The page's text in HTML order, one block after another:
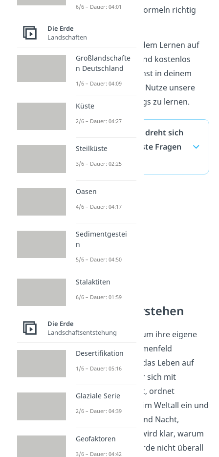
ankommt und wie du Formeln richtig
anwendest.
Starte noch heute mit dem Lernen auf
Studyflix. Alle Inhalte sind kostenlos
verfügbar, und du kannst in deinem
eigenen Tempo lernen. Nutze unsere
App, um auch unterwegs zu lernen.
In welche Richtung dreht sich
die Erde? — häufigste Fragen
(ausklappen)
Erdrotation verstehen
Die Drehung der Erde um ihre eigene
Achse gehört zum Themenfeld
Erdrotation und prägt das Leben auf
unserem Planeten. Wer sich mit
Erdrotation beschäftigt, ordnet
Bewegungen der Erde im Weltall ein und
verknüpft sie mit Tag und Nacht,
Winden und Klima. So wird klar, warum
Bewegungen auf der Erde nicht überall
6/6 – Dauer: 04:01
Die Erde
Landschaften
Großlandschafte
n Deutschland
1/6 – Dauer: 04:09
Küste
2/6 – Dauer: 04:27
Steilküste
3/6 – Dauer: 02:25
Oasen
4/6 – Dauer: 04:17
Sedimentgestei
n
5/6 – Dauer: 04:50
Stalaktiten
6/6 – Dauer: 01:59
Die Erde
Landschaftsentstehung
Desertifikation
1/6 – Dauer: 05:16
Glaziale Serie
2/6 – Dauer: 04:39
Geofaktoren
3/6 – Dauer: 04:42